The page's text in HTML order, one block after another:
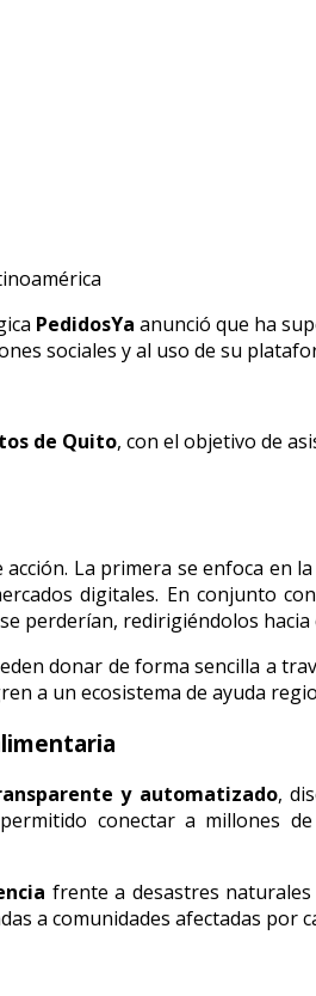
PedidosYa anunció que ha
sociales y al uso de su
de Quito, con el objetivo de
La primera se enfoca en la
digitales. En conjunto con
perderían, redirigiéndolos hacia
donar de forma sencilla a
a un ecosistema de ayuda
y automatizado,
conectar a millones
frente a desastres
a comunidades afectadas por